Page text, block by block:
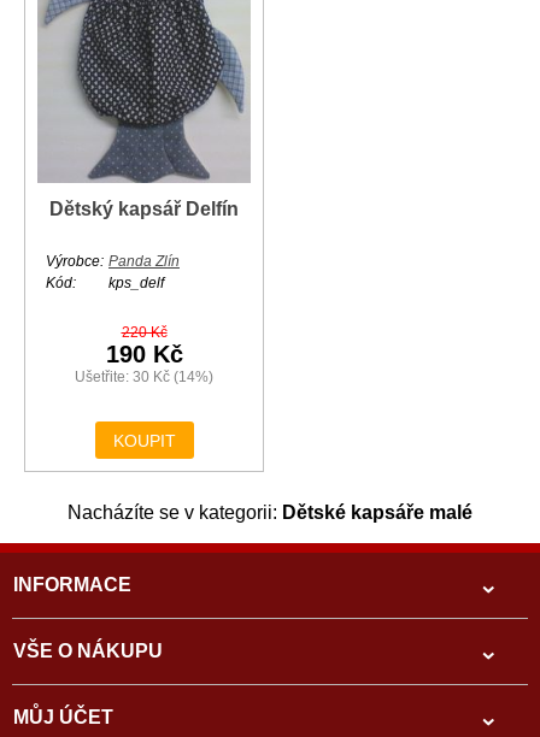
Dětský kapsář Delfín
Výrobce: Panda Zlín
Kód:
kps_delf
220 Kč
190 Kč
Ušetřite: 30 Kč (14%)
KOUPIT
Nacházíte se v kategorii: Dětské kapsáře malé
INFORMACE
VŠE O NÁKUPU
MŮJ ÚČET